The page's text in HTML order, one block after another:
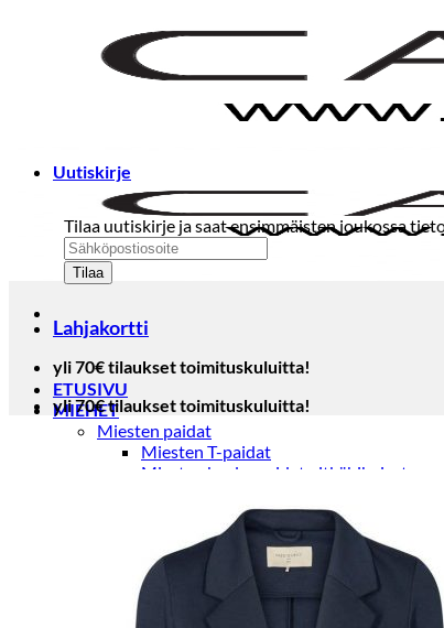
ETUSIVU
MIEHET
Miesten paidat
Miesten T-paidat
Miesten kauluspaidat pitkähihaiset
Miesten colleget ja hupparit
Miesten neuleet
Miesten neulepuserot
Miesten neuletakit
Puvut ja blazerit
Uutiskirje
Tilaa uutiskirje ja saat ensimmäisten joukossa
Lahjakortti
yli 70€ tilaukset toimituskuluitta!
yli 70€ tilaukset toimituskuluitta!